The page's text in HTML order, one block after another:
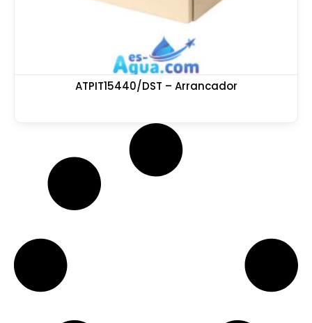
ATPIT15440/DST – Arrancador